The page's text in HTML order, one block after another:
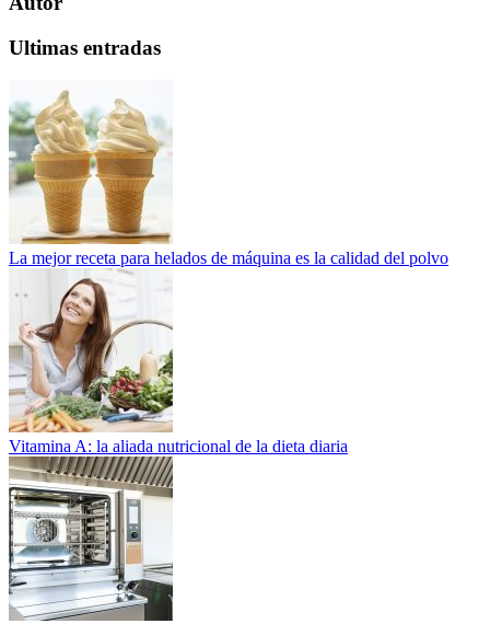
Ultimas entradas
La mejor receta para helados de máquina es la calidad del polvo
Vitamina A: la aliada nutricional de la dieta diaria